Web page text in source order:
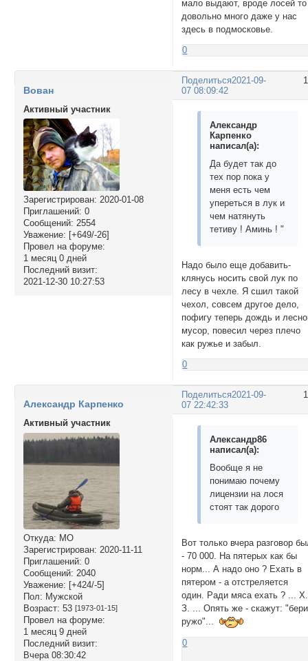
мало выдают, вроде лосей то
довольно много даже у нас
здесь в подмосковье.
0
Поделиться2021-09-
07 08:09:42
Вован
Активный участник
Зарегистрирован: 2020-01-08
Приглашений: 0
Сообщений: 2554
Уважение: [+649/-26]
Провел на форуме:
1 месяц 0 дней
Последний визит:
2021-12-30 10:27:53
Александр
Карпенко
написал(а):
Да будет так до
тех пор пока у
меня есть чем
упереться в лук и
чем натянуть
тетиву ! Аминь ! "
Надо было еще добавить-
клянусь носить свой лук по
лесу в чехле. Я сшил такой
чехол, совсем другое дело,
пофигу теперь дождь и
мусор, повесил через плечо
как ружье и забыл.
0
Поделиться2021-09-
07 22:42:33
Александр Карпенко
Активный участник
Откуда: МО
Зарегистрирован: 2020-11-11
Приглашений: 0
Сообщений: 2040
Уважение: [+424/-5]
Пол: Мужской
Возраст: 53 [1973-01-15]
Провел на форуме:
1 месяц 9 дней
Последний визит:
Вчера 08:30:42
Александр86
написал(а):
Вообще я не
понимаю почему
лицензии на лося
стоят так дорого
Вот только вчера разговор
- 70 000. На пятерых как бы
норм... А надо оно ? Ехать в
пятером - а отстреляется
один. Ради мяса ехать ? ... Х.
З. ... Опять же - скажут: "бери
ружо"...
0